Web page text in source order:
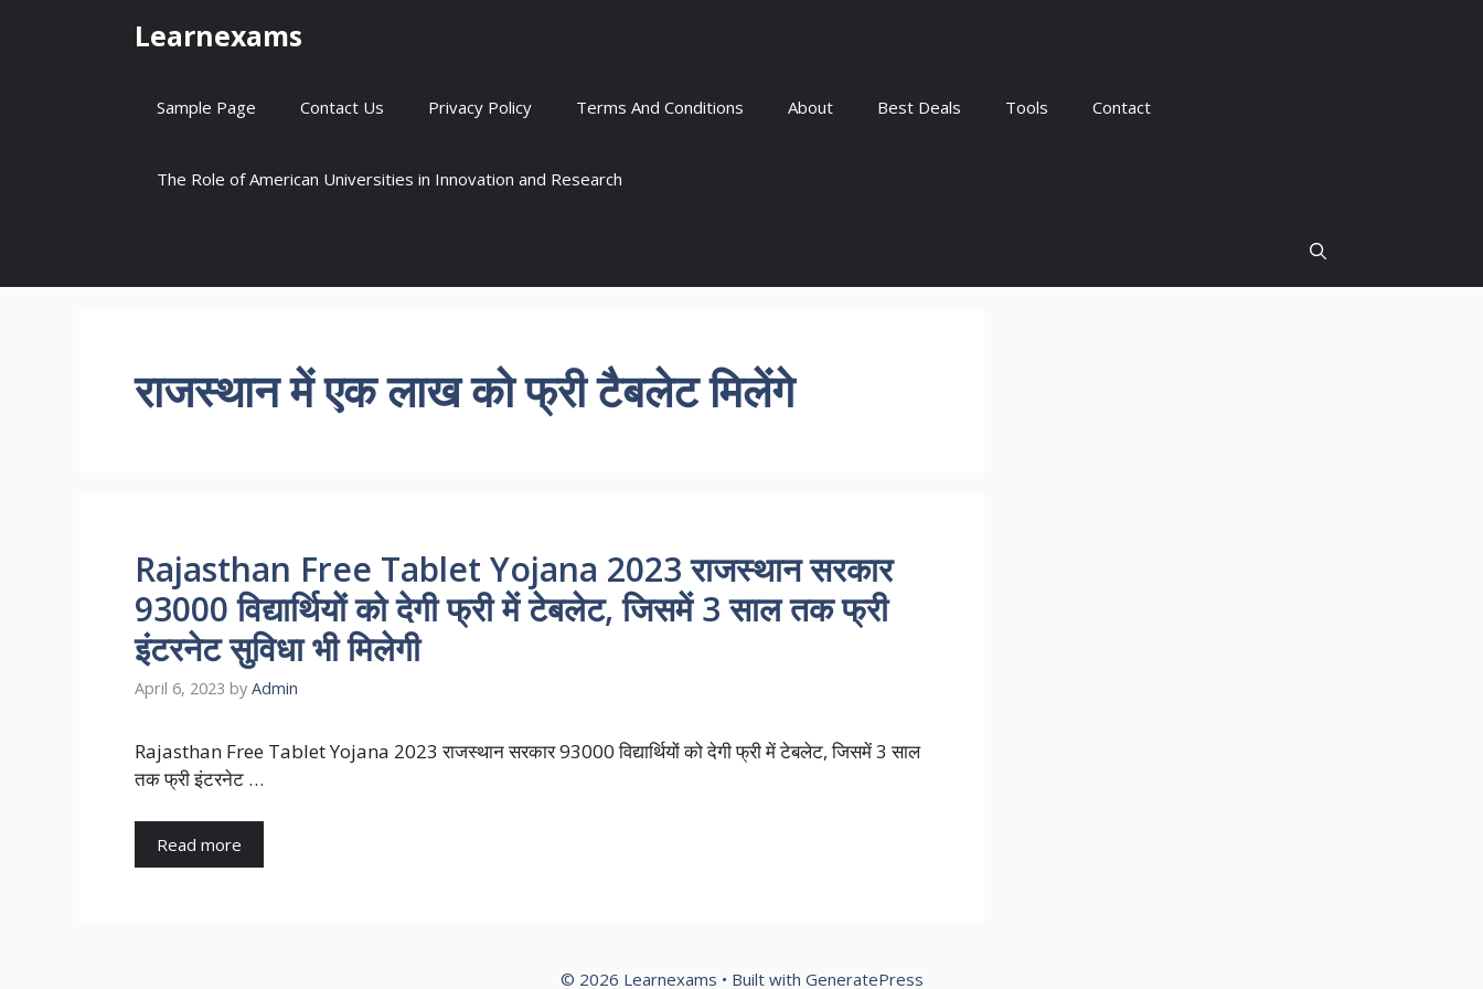
Learnexams
Sample Page Contact Us Privacy Policy Terms And Conditions About Best Deals Tools Contact
The Role of American Universities in Innovation and Research
राजस्थान में एक लाख को फ्री टैबलेट मिलेंगे
Rajasthan Free Tablet Yojana 2023 राजस्थान सरकार
93000 विद्यार्थियों को देगी फ्री में टेबलेट, जिसमें 3 साल तक फ्री
इंटरनेट सुविधा भी मिलेगी
April 6, 2023 by Admin
Rajasthan Free Tablet Yojana 2023 राजस्थान सरकार 93000 विद्यार्थियों को देगी फ्री में टेबलेट, जिसमें 3 साल
तक फ्री इंटरनेट …
Read more
© 2026 Learnexams • Built with GeneratePress